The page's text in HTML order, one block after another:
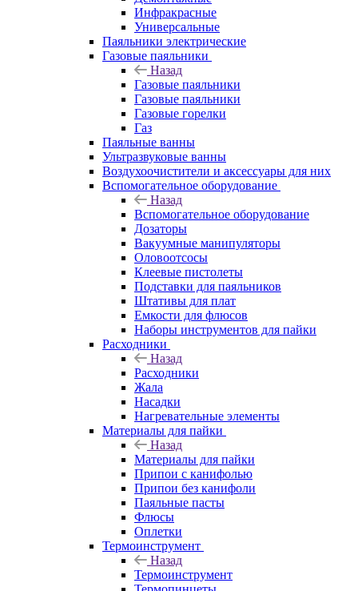
Инфракрасные
Универсальные
Паяльники электрические
Газовые паяльники
Назад
Газовые паяльники
Газовые паяльники
Газовые горелки
Газ
Паяльные ванны
Ультразвуковые ванны
Воздухоочистители и аксессуары для них
Вспомогательное оборудование
Назад
Вспомогательное оборудование
Дозаторы
Вакуумные манипуляторы
Оловоотсосы
Клеевые пистолеты
Подставки для паяльников
Штативы для плат
Емкости для флюсов
Наборы инструментов для пайки
Расходники
Назад
Расходники
Жала
Насадки
Нагревательные элементы
Материалы для пайки
Назад
Материалы для пайки
Припои с канифолью
Припои без канифоли
Паяльные пасты
Флюсы
Оплетки
Термоинструмент
Назад
Термоинструмент